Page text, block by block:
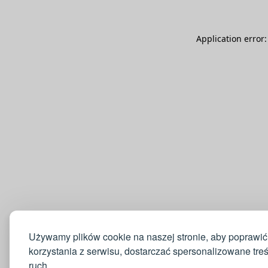
Używamy plików cookie na naszej stronie, aby
korzystania z serwisu, dostarczać spersonalizowane
Application